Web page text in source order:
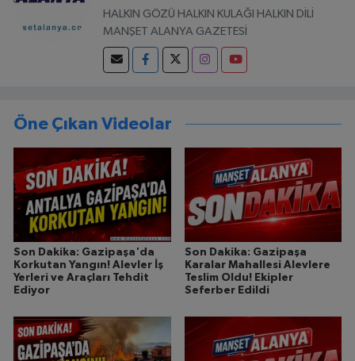
HALKIN GÖZÜ HALKIN KULAĞI HALKIN DİLİ
MANŞET ALANYA GAZETESİ
Öne Çıkan Videolar
Son Dakika: Gazipaşa'da
Korkutan Yangın! Alevler İş
Yerleri ve Araçları Tehdit
Ediyor
Son Dakika: Gazipaşa
Karalar Mahallesi Alevlere
Teslim Oldu! Ekipler
Seferber Edildi